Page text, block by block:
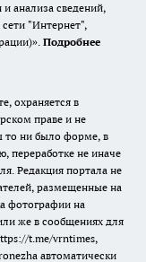
анализа сведений,
"Интернет",
Подробнее
охраняется в
праве и не
то ни было форме, в
переработке не иначе
Редакция портала не
размещенные на
фотографии на
же в сообщениях для
t.me/vrntimes,
автоматически